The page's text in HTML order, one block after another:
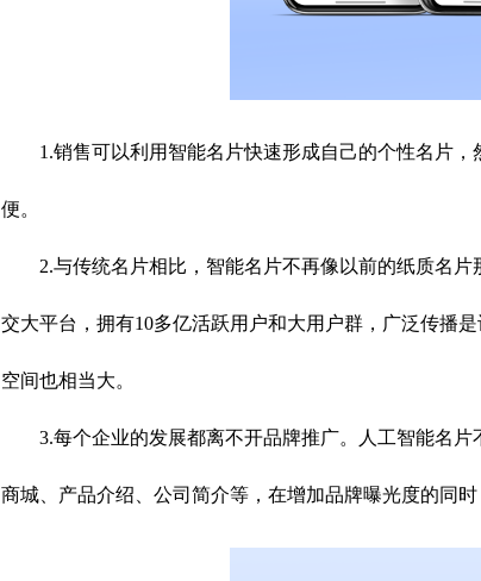
1.销售可以利用智能名片快速形成自己的个性名片
便。
2.与传统名片相比，智能名片不再像以前的纸质名
交大平台，拥有10多亿活跃用户和大用户群，广泛传播
空间也相当大。
3.每个企业的发展都离不开品牌推广。人工智能名
商城、产品介绍、公司简介等，在增加品牌曝光度的同时